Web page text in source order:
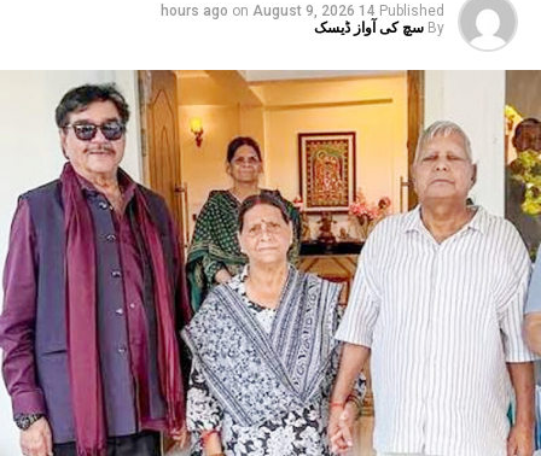
Published
14 hours ago
on August 9, 2026
By سچ کی آواز ڈیسک